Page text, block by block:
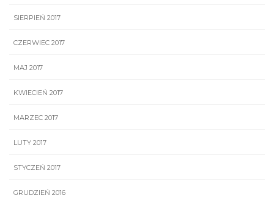
SIERPIEŃ 2017
CZERWIEC 2017
MAJ 2017
KWIECIEŃ 2017
MARZEC 2017
LUTY 2017
STYCZEŃ 2017
GRUDZIEŃ 2016